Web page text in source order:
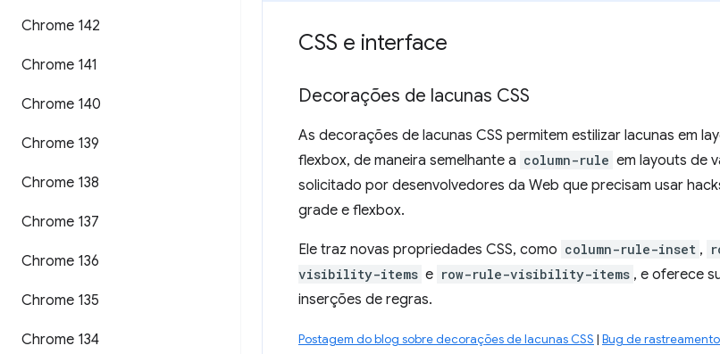
Chrome 142
Chrome 141
Chrome 140
Chrome 139
Chrome 138
Chrome 137
Chrome 136
Chrome 135
Chrome 134
CSS e interface
Decorações de lacunas CSS
As decorações de lacunas CSS permitem estilizar lacunas em
flexbox, de maneira semelhante a column-rule em layouts de
solicitado por desenvolvedores da Web que precisam usar
grade e flexbox.
Ele traz novas propriedades CSS, como column-rule-inset ,
visibility-items e row-rule-visibility-items , e oferece
inserções de regras.
Postagem do blog sobre decorações de lacunas CSS | Bug de